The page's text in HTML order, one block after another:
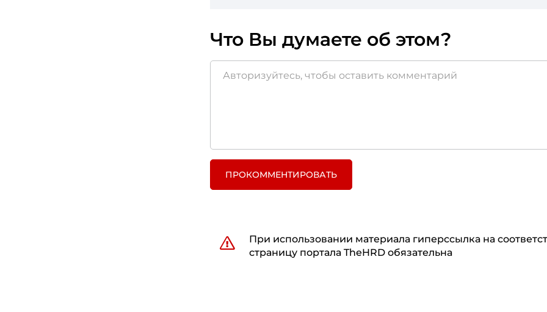
Что Вы думаете об этом?
ПРОКОММЕНТИРОВАТЬ
При использовании материала гиперссылка на
страницу портала TheHRD обязательна